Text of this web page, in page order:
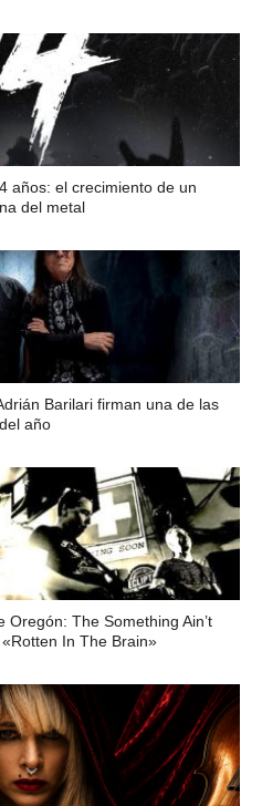
años: el crecimiento de un
del metal
Barilari firman una de las
año
Oregón: The Something Ain’t
In The Brain»